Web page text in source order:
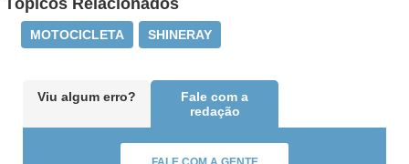
Tópicos Relacionados
MOTOCICLETA SHINERAY
Viu algum erro?
Fale com a
redação